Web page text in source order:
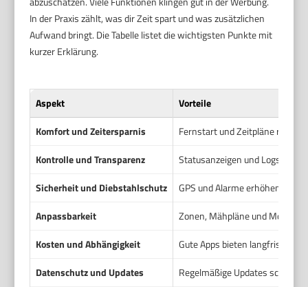
In der Praxis zählt, was dir Zeit spart und was zusätzlichen
Aufwand bringt. Die Tabelle listet die wichtigsten Punkte mit
kurzer Erklärung.
Aspekt
Vorteile
Komfort und Zeitersparnis
Fernstart und Zeitpläne
Kontrolle und Transparenz
Statusanzeigen und Logs
Sicherheit und Diebstahlschutz
GPS und Alarme erhöhen
Anpassbarkeit
Zonen, Mähpläne und Modi
Kosten und Abhängigkeit
Gute Apps bieten langfristigen
Datenschutz und Updates
Regelmäßige Updates